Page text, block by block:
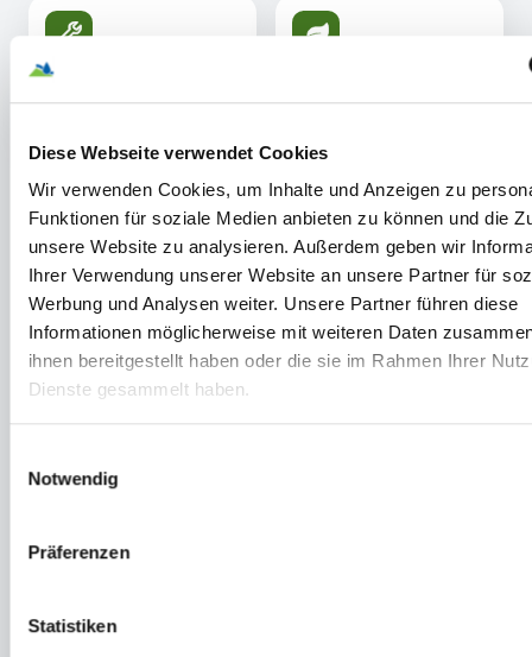
Diese Webseite verwendet Cookies
Wir verwenden Cookies, um Inhalte und Anzeigen zu
Funktionen für soziale Medien anbieten zu können und die
unsere Website zu analysieren. Außerdem geben wir
Ihrer Verwendung unserer Website an unsere Partner für
Werbung und Analysen weiter. Unsere Partner führen diese
Informationen möglicherweise mit weiteren Daten
ihnen bereitgestellt haben oder die sie im Rahmen Ihrer
Dienste gesammelt haben.
Notwendig
Präferenzen
Statistiken
Standrohr /
Ihr Hausanschluss
Trinkwasseranschluss
Abwasseranschluss
Kleinkläranlagen